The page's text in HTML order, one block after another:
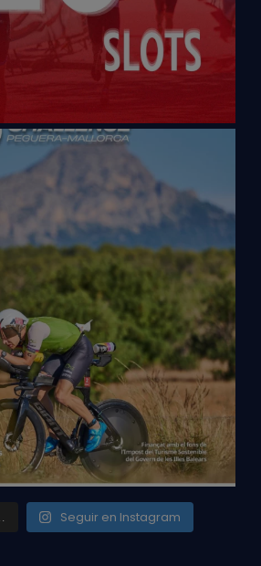
Seguir en Instagram